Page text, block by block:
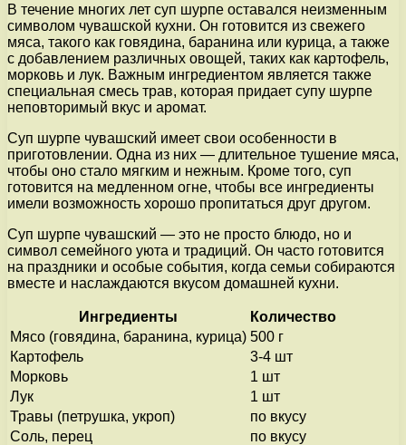
В течение многих лет суп шурпе оставался неизменным
символом чувашской кухни. Он готовится из свежего
мяса, такого как говядина, баранина или курица, а также
с добавлением различных овощей, таких как картофель,
морковь и лук. Важным ингредиентом является также
специальная смесь трав, которая придает супу шурпе
неповторимый вкус и аромат.
Суп шурпе чувашский имеет свои особенности в
приготовлении. Одна из них — длительное тушение мяса,
чтобы оно стало мягким и нежным. Кроме того, суп
готовится на медленном огне, чтобы все ингредиенты
имели возможность хорошо пропитаться друг другом.
Суп шурпе чувашский — это не просто блюдо, но и
символ семейного уюта и традиций. Он часто готовится
на праздники и особые события, когда семьи собираются
вместе и наслаждаются вкусом домашней кухни.
Ингредиенты
Количество
Мясо (говядина, баранина, курица) 500 г
Картофель
3-4 шт
Морковь
1 шт
Лук
1 шт
Травы (петрушка, укроп)
по вкусу
Соль, перец
по вкусу